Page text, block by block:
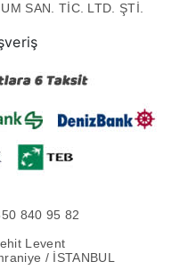
SAN. TİC. LTD. ŞTİ.
840 95 82
Levent
/ İSTANBUL